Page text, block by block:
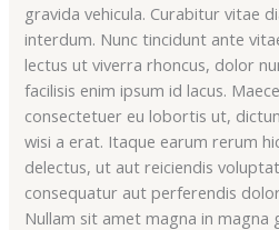
gravida vehicula. Curabitur vitae
interdum. Nunc tincidunt ante
lectus ut viverra rhoncus, dolor
facilisis enim ipsum id lacus.
consectetuer eu lobortis ut,
wisi a erat. Itaque earum rerum
delectus, ut aut reiciendis
consequatur aut perferendis
Nullam sit amet magna in magna